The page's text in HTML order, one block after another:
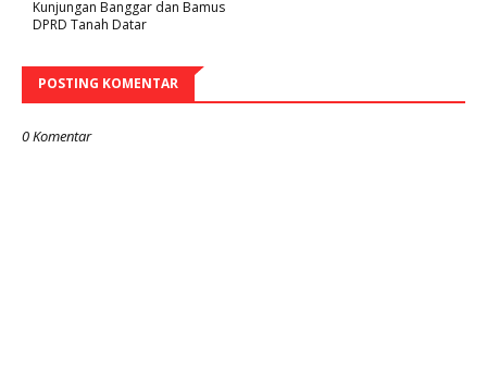
Kunjungan Banggar dan Bamus
DPRD Tanah Datar
POSTING KOMENTAR
0 Komentar